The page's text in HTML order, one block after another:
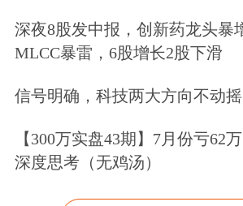
额收益率=实际收益率-基准
一年”指截至最新公告日的近
免责声明：本文基于AI
考，不构成任何投资建议
险自担。
深夜8股发中报，创新药龙头暴
MLCC暴雷，6股增长2股下滑
信号明确，科技两大方向不动摇
【300万实盘43期】7月份亏62
深度思考（无鸡汤）